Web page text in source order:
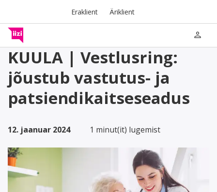
Eraklient Äriklient
person
KUULA | Vestlusring:
jõustub vastutus- ja
patsiendikaitseseadus
12. jaanuar 2024 1 minut(it) lugemist